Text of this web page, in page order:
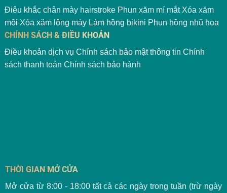
Điêu khắc chân mày hairstroke Phun xăm mí mắt Xóa xăm
môi Xóa xăm lông mày Làm hồng bikini Phun hồng nhũ hoa
CHÍNH SÁCH & ĐIỀU KHOẢN
Điều khoản dịch vụ Chính sách bảo mật thông tin Chính
sách thanh toán Chính sách bảo hành
THỜI GIAN MỞ CỬA
Mở cửa từ 8:00 - 18:00 tất cả các ngày trong tuần (trừ ngày